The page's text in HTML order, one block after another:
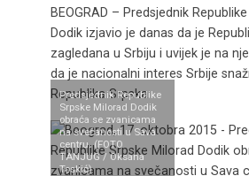
BEOGRAD – Predsjednik
Dodik izjavio je danas da je
zagledana u Srbiju i uvijek je na
da je nacionalni interes Srbije
Republika Srpska.
Predsjednik Republike
Srpske Milorad Dodik
obraća se zvanicama
na svečanosti u Sava
centru. (FOTO
TANJUG / Oksana
Toskić)